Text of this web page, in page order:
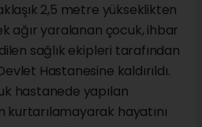
2,5 metre yükseklikten
ağır yaralanan çocuk, ihbar
sağlık ekipleri tarafından
Hastanesine kaldırıldı.
hastanede yapılan
hayatını